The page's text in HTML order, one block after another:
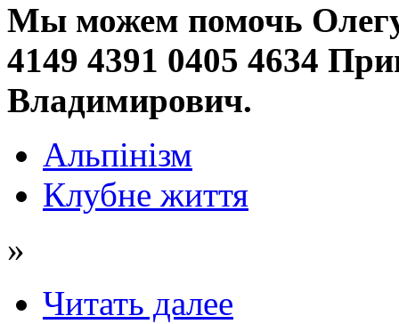
Мы можем помочь
4149 4391 0405 4634
Владимирович.
Альпінізм
Клубне життя
»
Читать далее